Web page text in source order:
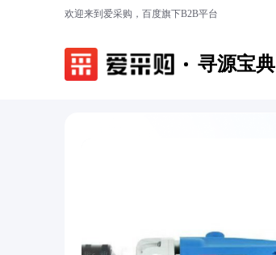
欢迎来到爱采购，百度旗下B2B平台
寻源宝典